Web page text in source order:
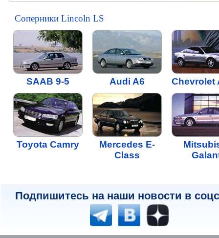
Соперники Lincoln LS
SAAB 9-5 Audi A6 Chevrolet
Toyota Camry
Mercedes E-
Class
Подпишитесь на наши новости в